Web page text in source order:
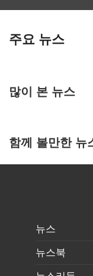
주요 뉴스
많이 본 뉴스
함께 볼만한 뉴
뉴스
뉴스북